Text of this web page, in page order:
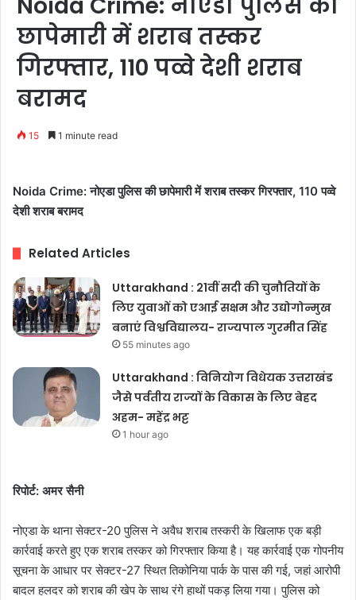
छापेमारी में शराब तस्कर
गिरफ्तार, 110 पव्वे देशी शराब
बरामद
15 1 minute read
Noida Crime: नोएडा पुलिस की छापेमारी में शराब तस्कर गिरफ्तार, 110 पव्वे
देशी शराब बरामद
Related Articles
Uttarakhand : 21वीं सदी की चुनौतियों के
लिए युवाओं को एआई सक्षम और उद्योगोन्मुख
बनाएं विश्वविद्यालय- राज्यपाल गुरमीत सिंह
55 minutes ago
Uttarakhand : विनियोग विधेयक उत्तराखंड
जैसे पर्वतीय राज्यों के विकास के लिए बेहद
अहम- महेंद्र भट्ट
1 hour ago
रिपोर्ट: अमर सैनी
नोएडा के थाना सेक्टर-20 पुलिस ने अवैध शराब तस्करी के खिलाफ एक बड़ी
कार्रवाई करते हुए एक शराब तस्कर को गिरफ्तार किया है। यह कार्रवाई एक गोपनीय
सूचना के आधार पर सेक्टर-27 स्थित तिकोनिया पार्क के पास की गई, जहां आरोपी
बादल हलदर को शराब की खेप के साथ रंगे हाथों पकड़ लिया गया। पुलिस को